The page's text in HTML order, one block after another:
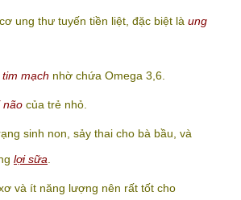
ung thư tuyến tiền liệt, đặc biệt là ung
tim mạch nhờ chứa Omega 3,6.
não của trẻ nhỏ.
sinh non, sảy thai cho bà bầu, và
lợi sữa.
và ít năng lượng nên rất tốt cho